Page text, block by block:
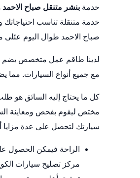
خدمة بنشر متنقل صباح الاحمد
خدمة متنقلة تناسب
صباح الاحمد طوال اليوم عئلى مدار 24
لدينا طاقم عمل متخصص يضم
مع جميع أنواع السيارات.
كل ما يحتاج إليه السائق هو
مختص ليقوم بفحص ومعاينة
سيارتك لتحصل على عدة مزايا
الراحة فيمكن الحصول
مركز تصليح سيارات